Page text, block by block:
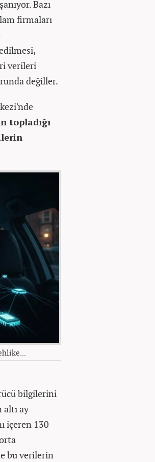
Bazı
firmaları
verileri
değiller.
topladığı
bilgilerini
ay
içeren 130
bu verilerin